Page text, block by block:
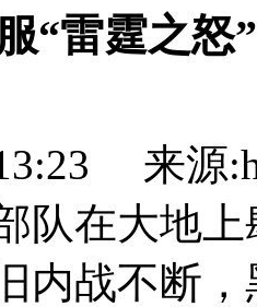
“雷霆之怒
来源
在大地上
内战不断